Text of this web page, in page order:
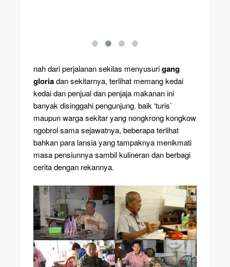
nah dari perjalanan sekilas menyusurigang
gloriadan sekitarnya, terlihat memang kedai
kedai dan penjual dan penjaja makanan ini
banyak disinggahi pengunjung. baik ‘turis’
maupun warga sekitar yang nongkrong kongkow
ngobrol sama sejawatnya, beberapa terlihat
bahkan para lansia yang tampaknya menikmati
masa pensiunnya sambil kulineran dan berbagi
cerita dengan rekannya.